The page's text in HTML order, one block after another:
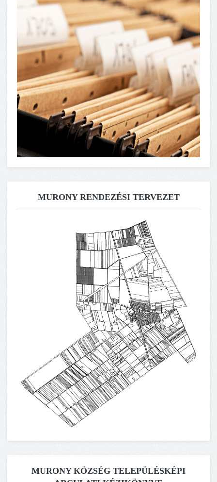
MURONY RENDEZÉSI TERVEZET
MURONY KÖZSÉG TELEPÜLÉSKÉPI